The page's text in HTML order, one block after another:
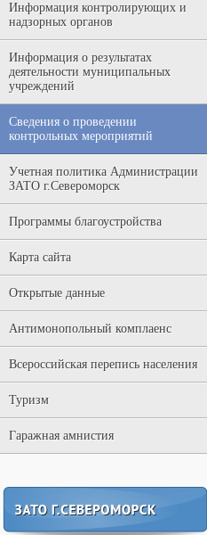
Информация контролирующих и
надзорных органов
Информация о результатах
деятельности муниципальных
учреждений
Сведения о проведении
контрольных мероприятий
Учетная политика Администрации
ЗАТО г.Североморск
Программы благоустройства
Карта сайта
Открытые данные
Антимонопольный комплаенс
Всероссийская перепись населения
Туризм
Гаражная амнистия